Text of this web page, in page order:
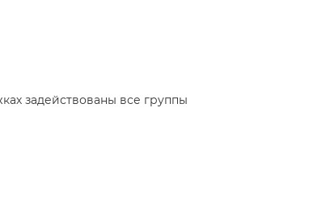
задействованы все группы